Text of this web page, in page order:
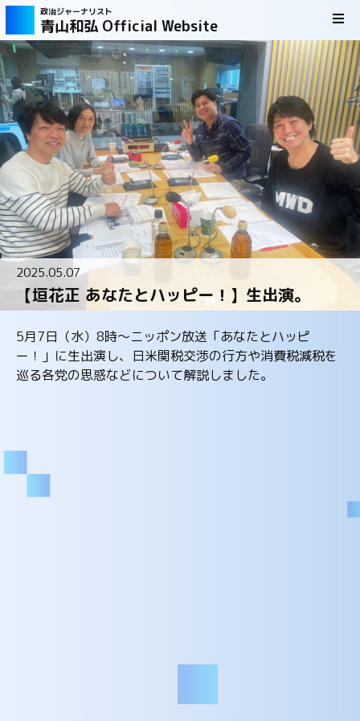
政治ジャーナリスト
青山和弘 Official Website
2025.05.07
【垣花正 あなたとハッピー！】生出演。
5月7日（水）8時～ニッポン放送「あなたとハッピ
ー！」に生出演し、日米関税交渉の行方や消費税減税を
巡る各党の思惑などについて解説しました。